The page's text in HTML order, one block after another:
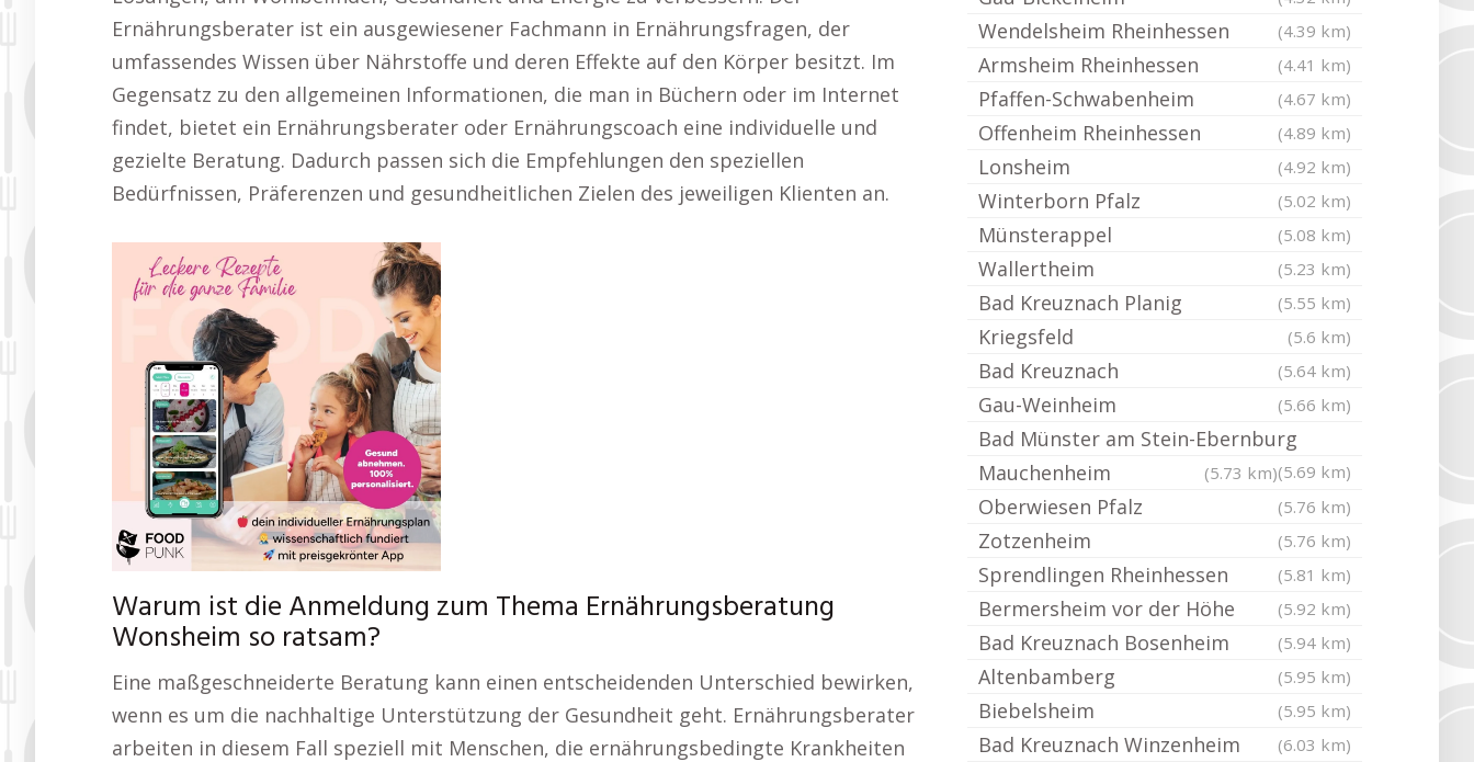
Ernährungsberater ist ein ausgewiesener Fachmann in Ernährungsfragen, der
umfassendes Wissen über Nährstoffe und deren Effekte auf den Körper besitzt. Im
Gegensatz zu den allgemeinen Informationen, die man in Büchern oder im Internet
findet, bietet ein Ernährungsberater oder Ernährungscoach eine individuelle und
gezielte Beratung. Dadurch passen sich die Empfehlungen den speziellen
Bedürfnissen, Präferenzen und gesundheitlichen Zielen des jeweiligen Klienten an.
Warum ist die Anmeldung zum Thema Ernährungsberatung
Wonsheim so ratsam?
Eine maßgeschneiderte Beratung kann einen entscheidenden Unterschied bewirken,
wenn es um die nachhaltige Unterstützung der Gesundheit geht. Ernährungsberater
arbeiten in diesem Fall speziell mit Menschen, die ernährungsbedingte Krankheiten
Wendelsheim Rheinhessen (4.39 km)
Armsheim Rheinhessen (4.41 km)
Pfaffen-Schwabenheim (4.67 km)
Offenheim Rheinhessen (4.89 km)
Lonsheim (4.92 km)
Winterborn Pfalz (5.02 km)
Münsterappel (5.08 km)
Wallertheim (5.23 km)
Bad Kreuznach Planig (5.55 km)
Kriegsfeld (5.6 km)
Bad Kreuznach (5.64 km)
Gau-Weinheim (5.66 km)
Bad Münster am Stein-Ebernburg
(5.69 km)
Mauchenheim (5.73 km)
Oberwiesen Pfalz (5.76 km)
Zotzenheim (5.76 km)
Sprendlingen Rheinhessen (5.81 km)
Bermersheim vor der Höhe (5.92 km)
Bad Kreuznach Bosenheim (5.94 km)
Altenbamberg (5.95 km)
Biebelsheim (5.95 km)
Bad Kreuznach Winzenheim (6.03 km)